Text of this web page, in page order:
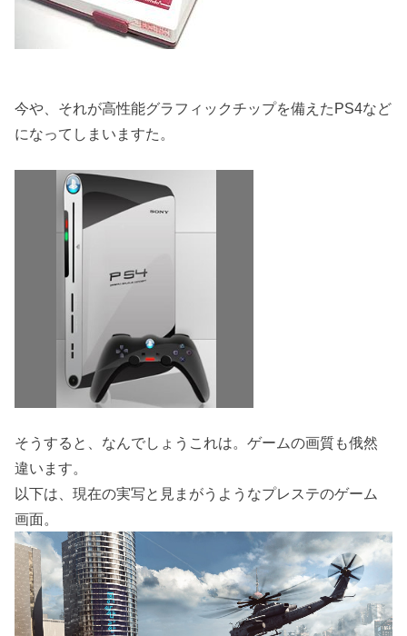
今や、それが高性能グラフィックチップを備えたPS4など
になってしまいますた。
そうすると、なんでしょうこれは。ゲームの画質も俄然
違います。
以下は、現在の実写と見まがうようなプレステのゲーム
画面。